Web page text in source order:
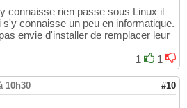
connaisse rien passe sous Linux il
connaisse un peu en informatique.
envie d'installer de remplacer leur
1
1
10h30 #10